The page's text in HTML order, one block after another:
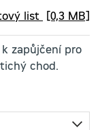
list [0,3 MB]
k zapůjčení pro
chod.